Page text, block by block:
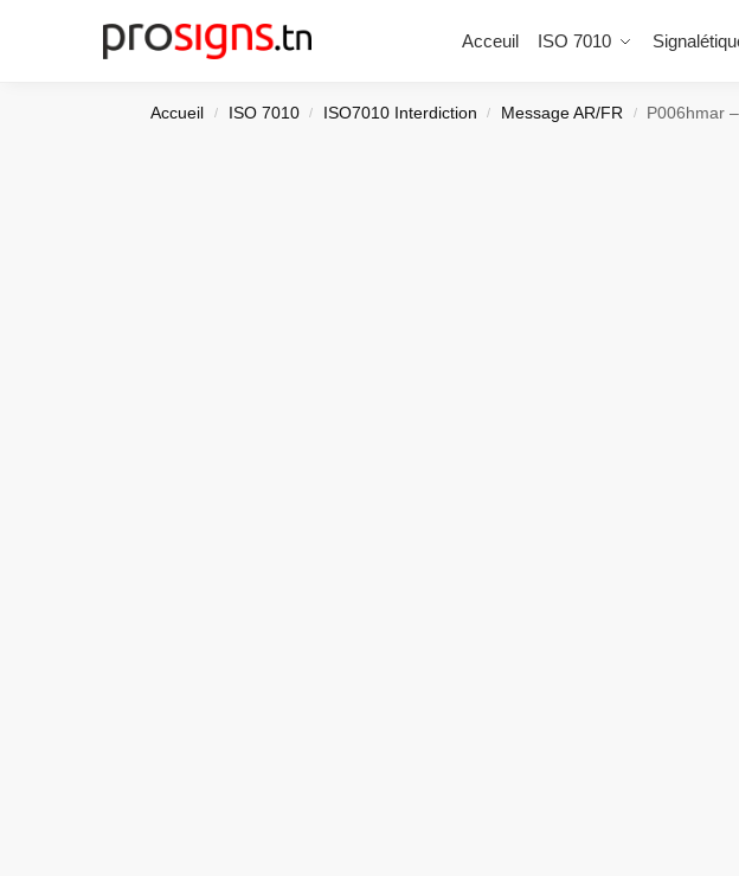
Acceuil ISO 7010
Chercher
Accueil / ISO 7010 / ISO7010 Interdiction / Message AR/FR /